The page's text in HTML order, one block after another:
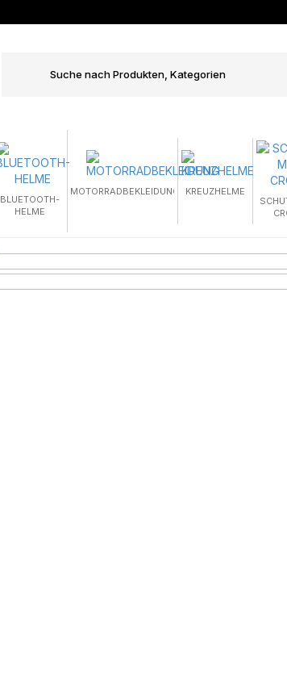
BLUETOOTH-
HELME
MOTORRADBEKLEIDUNG
KREUZHELME